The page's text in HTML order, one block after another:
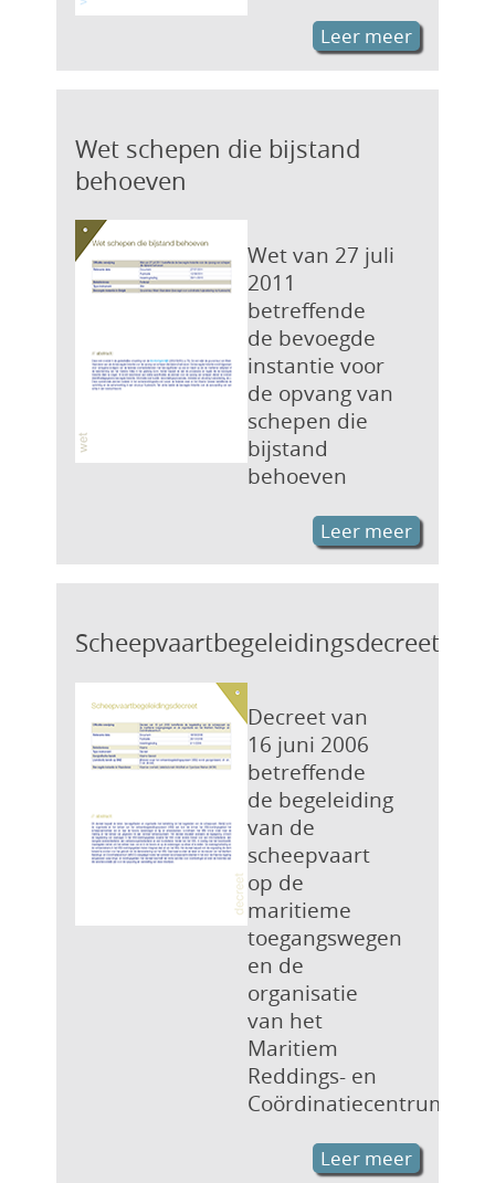
Leer meer
Wet schepen die bijstand
behoeven
Wet van 27 juli
2011
betreffende
de bevoegde
instantie voor
de opvang van
schepen die
bijstand
behoeven
Leer meer
Scheepvaartbegeleidingsdecreet
Decreet van
16 juni 2006
betreffende
de begeleiding
van de
scheepvaart
op de
maritieme
toegangswegen
en de
organisatie
van het
Maritiem
Reddings- en
Coördinatiecentrum
Leer meer